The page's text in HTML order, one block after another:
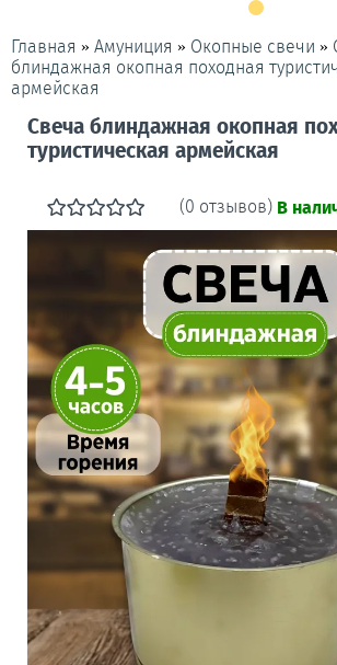
Главная » Амуниция » Окопные свечи »
блиндажная окопная походная
армейская
Свеча блиндажная окопная
туристическая армейская
(0 отзывов) В